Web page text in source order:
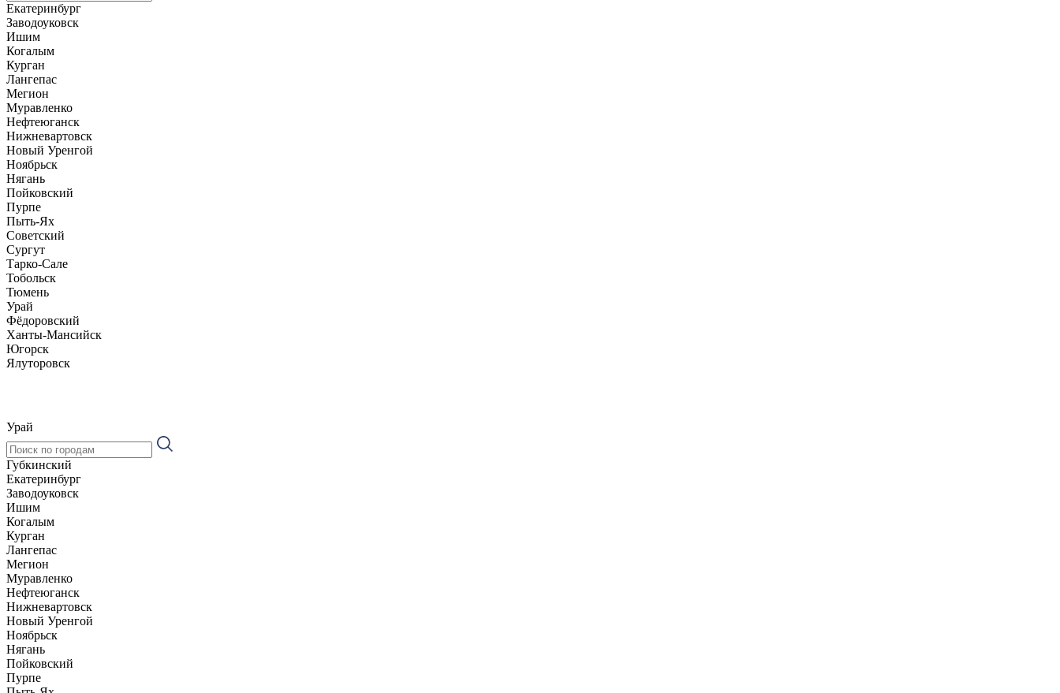
Екатеринбург
Заводоуковск
Ишим
Когалым
Курган
Лангепас
Мегион
Муравленко
Нефтеюганск
Нижневартовск
Новый Уренгой
Ноябрьск
Нягань
Пойковский
Пурпе
Пыть-Ях
Советский
Сургут
Тарко-Сале
Тобольск
Тюмень
Урай
Фёдоровский
Ханты-Мансийск
Югорск
Ялуторовск
Урай
Губкинский
Екатеринбург
Заводоуковск
Ишим
Когалым
Курган
Лангепас
Мегион
Муравленко
Нефтеюганск
Нижневартовск
Новый Уренгой
Ноябрьск
Нягань
Пойковский
Пурпе